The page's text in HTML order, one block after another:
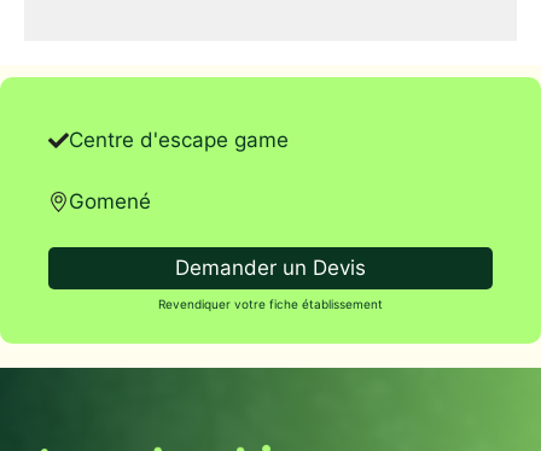
Centre d'escape game
Gomené
Demander un Devis
Revendiquer votre fiche établissement